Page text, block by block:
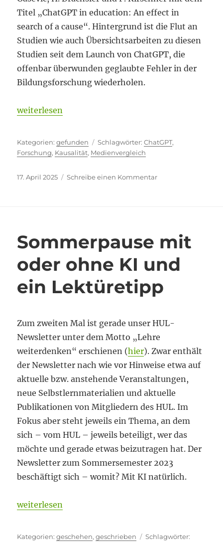
Titel „ChatGPT in education: An effect in
search of a cause“. Hintergrund ist die Flut an
Studien wie auch Übersichtsarbeiten zu diesen
Studien seit dem Launch von ChatGPT, die
offenbar überwunden geglaubte Fehler in der
Bildungsforschung wiederholen.
„Wiederholungsfehler?“
weiterlesen
Kategorien
gefunden Schlagwörter
ChatGPT,
Forschung, Kausalität, Medienvergleich
Veröffentlicht
17. April 2025 Schreibe einen Kommentarzu
Sommerpause mit
oder ohne KI und
ein Lektüretipp
Zum zweiten Mal ist gerade unser HUL-
Newsletter unter dem Motto „Lehre
weiterdenken“ erschienen (hier). Zwar enthält
der Newsletter nach wie vor Hinweise etwa auf
aktuelle bzw. anstehende Veranstaltungen,
neue Selbstlernmaterialien und aktuelle
Publikationen von Mitgliedern des HUL. Im
Fokus aber steht jeweils ein Thema, an dem
sich – vom HUL – jeweils beteiligt, wer das
möchte und gerade etwas beizutragen hat. Der
Newsletter zum Sommersemester 2023
beschäftigt sich – womit? Mit KI natürlich.
„Sommerpause mit oder ohne KI und ein
weiterlesen
Kategorien
geschehen,geschrieben